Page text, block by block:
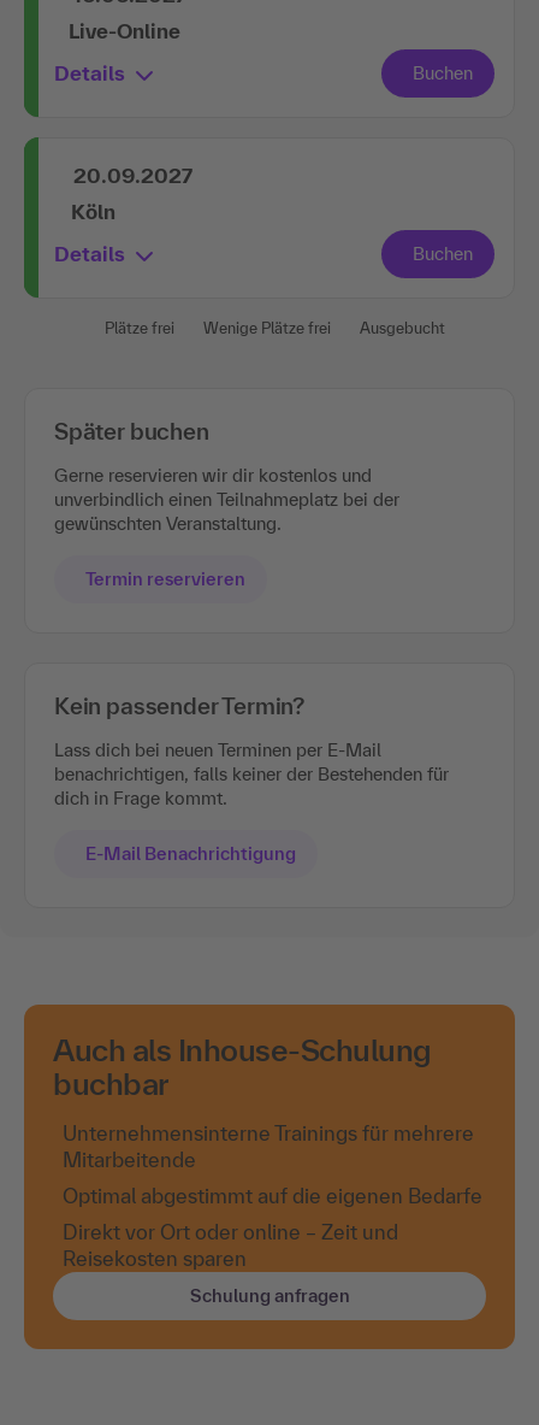
Live-Online
Details
20.09.2027
Köln
Details
Plätze frei Wenige Plätze frei Ausgebucht
Später buchen
Gerne reservieren wir dir kostenlos und
unverbindlich einen Teilnahmeplatz bei der
gewünschten Veranstaltung.
Termin reservieren
Kein passender Termin?
Lass dich bei neuen Terminen per E-Mail
benachrichtigen, falls keiner der Bestehenden für
dich in Frage kommt.
E-Mail Benachrichtigung
Auch als Inhouse-Schulung
buchbar
Unternehmensinterne Trainings für mehrere
Mitarbeitende
Optimal abgestimmt auf die eigenen Bedarfe
Direkt vor Ort oder online – Zeit und
Reisekosten sparen
Schulung anfragen